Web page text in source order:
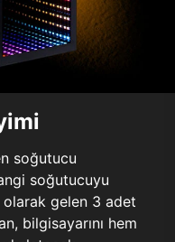
soğutucu
soğutucuyu
gelen 3 adet
bilgisayarını hem